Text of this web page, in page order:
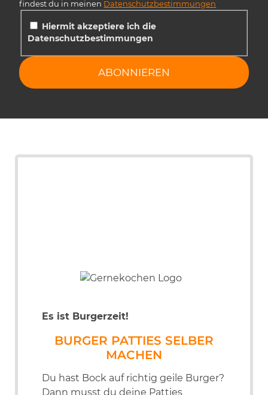
findest du in meinen Datenschutzbestimmungen
Hiermit akzeptiere ich die
Datenschutzbestimmungen
Es ist Burgerzeit!
BURGER PATTIES SELBER
MACHEN
Du hast Bock auf richtig geile Burger?
Dann musst du deine Patties